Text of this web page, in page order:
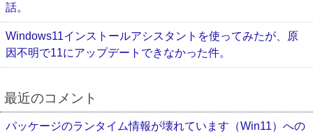
話。
Windows11インストールアシスタントを使ってみたが、原
因不明で11にアップデートできなかった件。
最近のコメント
パッケージのランタイム情報が壊れています（Win11）への